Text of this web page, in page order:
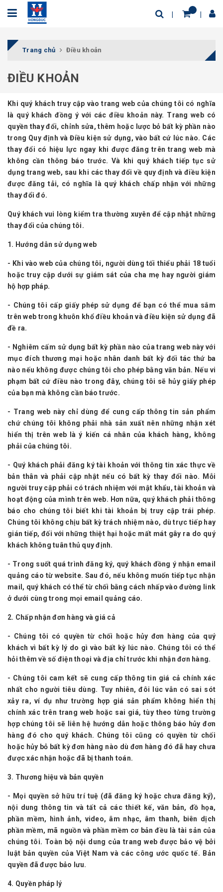
Trang chủ Điều khoản
ĐIỀU KHOẢN
Khi quý khách truy cập vào trang web của chúng tôi có nghĩa
là quý khách đồng ý với các điều khoản này. Trang web có
quyền thay đổi, chỉnh sửa, thêm hoặc lược bỏ bất kỳ phần nào
trong Quy định và Điều kiện sử dụng, vào bất cứ lúc nào. Các
thay đổi có hiệu lực ngay khi được đăng trên trang web mà
không cần thông báo trước. Và khi quý khách tiếp tục sử
dụng trang web, sau khi các thay đổi về quy định và điều kiện
được đăng tải, có nghĩa là quý khách chấp nhận với những
thay đổi đó.
Quý khách vui lòng kiểm tra thường xuyên để cập nhật những
thay đổi của chúng tôi.
1. Hướng dẫn sử dụng web
- Khi vào web của chúng tôi, người dùng tối thiểu phải 18 tuổi
hoặc truy cập dưới sự giám sát của cha mẹ hay người giám
hộ hợp pháp.
- Chúng tôi cấp giấy phép sử dụng để bạn có thể mua sắm
trên web trong khuôn khổ điều khoản và điều kiện sử dụng đã
đề ra.
- Nghiêm cấm sử dụng bất kỳ phần nào của trang web này với
mục đích thương mại hoặc nhân danh bất kỳ đối tác thứ ba
nào nếu không được chúng tôi cho phép bằng văn bản. Nếu vi
phạm bất cứ điều nào trong đây, chúng tôi sẽ hủy giấy phép
của bạn mà không cần báo trước.
- Trang web này chỉ dùng để cung cấp thông tin sản phẩm
chứ chúng tôi không phải nhà sản xuất nên những nhận xét
hiển thị trên web là ý kiến cá nhân của khách hàng, không
phải của chúng tôi.
- Quý khách phải đăng ký tài khoản với thông tin xác thực về
bản thân và phải cập nhật nếu có bất kỳ thay đổi nào. Mỗi
người truy cập phải có trách nhiệm với mật khẩu, tài khoản và
hoạt động của mình trên web. Hơn nữa, quý khách phải thông
báo cho chúng tôi biết khi tài khoản bị truy cập trái phép.
Chúng tôi không chịu bất kỳ trách nhiệm nào, dù trực tiếp hay
gián tiếp, đối với những thiệt hại hoặc mất mát gây ra do quý
khách không tuân thủ quy định.
- Trong suốt quá trình đăng ký, quý khách đồng ý nhận email
quảng cáo từ website. Sau đó, nếu không muốn tiếp tục nhận
mail, quý khách có thể từ chối bằng cách nhấp vào đường link
ở dưới cùng trong mọi email quảng cáo.
2. Chấp nhận đơn hàng và giá cả
- Chúng tôi có quyền từ chối hoặc hủy đơn hàng của quý
khách vì bất kỳ lý do gì vào bất kỳ lúc nào. Chúng tôi có thể
hỏi thêm về số điện thoại và địa chỉ trước khi nhận đơn hàng.
- Chúng tôi cam kết sẽ cung cấp thông tin giá cả chính xác
nhất cho người tiêu dùng. Tuy nhiên, đôi lúc vẫn có sai sót
xảy ra, ví dụ như trường hợp giá sản phẩm không hiển thị
chính xác trên trang web hoặc sai giá, tùy theo từng trường
hợp chúng tôi sẽ liên hệ hướng dẫn hoặc thông báo hủy đơn
hàng đó cho quý khách. Chúng tôi cũng có quyền từ chối
hoặc hủy bỏ bất kỳ đơn hàng nào dù đơn hàng đó đã hay chưa
được xác nhận hoặc đã bị thanh toán.
3. Thương hiệu và bản quyền
- Mọi quyền sở hữu trí tuệ (đã đăng ký hoặc chưa đăng ký),
nội dung thông tin và tất cả các thiết kế, văn bản, đồ họa,
phần mềm, hình ảnh, video, âm nhạc, âm thanh, biên dịch
phần mềm, mã nguồn và phần mềm cơ bản đều là tài sản của
chúng tôi. Toàn bộ nội dung của trang web được bảo vệ bởi
luật bản quyền của Việt Nam và các công ước quốc tế. Bản
quyền đã được bảo lưu.
4. Quyền pháp lý